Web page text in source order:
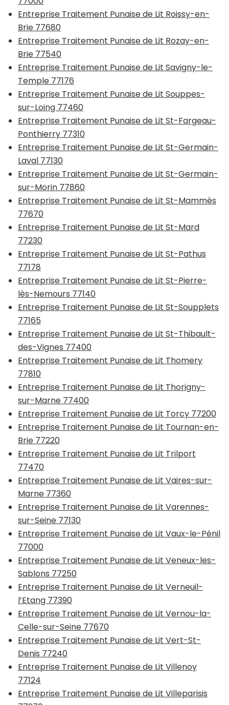
Entreprise Traitement Punaise de Lit Roissy-en-
Brie 77680
Entreprise Traitement Punaise de Lit Rozay-en-
Brie 77540
Entreprise Traitement Punaise de Lit Savigny-le-
Temple 77176
Entreprise Traitement Punaise de Lit Souppes-
sur-Loing 77460
Entreprise Traitement Punaise de Lit St-Fargeau-
Ponthierry 77310
Entreprise Traitement Punaise de Lit St-Germain-
Laval 77130
Entreprise Traitement Punaise de Lit St-Germain-
sur-Morin 77860
Entreprise Traitement Punaise de Lit St-Mammès
77670
Entreprise Traitement Punaise de Lit St-Mard
77230
Entreprise Traitement Punaise de Lit St-Pathus
77178
Entreprise Traitement Punaise de Lit St-Pierre-
lès-Nemours 77140
Entreprise Traitement Punaise de Lit St-Soupplets
77165
Entreprise Traitement Punaise de Lit St-Thibault-
des-Vignes 77400
Entreprise Traitement Punaise de Lit Thomery
77810
Entreprise Traitement Punaise de Lit Thorigny-
sur-Marne 77400
Entreprise Traitement Punaise de Lit Torcy 77200
Entreprise Traitement Punaise de Lit Tournan-en-
Brie 77220
Entreprise Traitement Punaise de Lit Trilport
77470
Entreprise Traitement Punaise de Lit Vaires-sur-
Marne 77360
Entreprise Traitement Punaise de Lit Varennes-
sur-Seine 77130
Entreprise Traitement Punaise de Lit Vaux-le-Pénil
77000
Entreprise Traitement Punaise de Lit Veneux-les-
Sablons 77250
Entreprise Traitement Punaise de Lit Verneuil-
l’Etang 77390
Entreprise Traitement Punaise de Lit Vernou-la-
Celle-sur-Seine 77670
Entreprise Traitement Punaise de Lit Vert-St-
Denis 77240
Entreprise Traitement Punaise de Lit Villenoy
77124
Entreprise Traitement Punaise de Lit Villeparisis